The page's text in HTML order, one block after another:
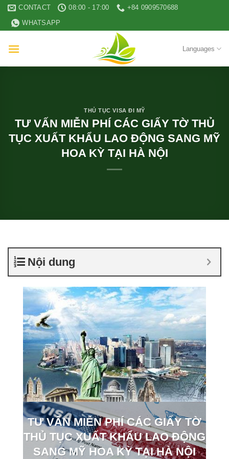
Skip
content
CONTACT 08:00 - 17:00
+84 0909570688
WHATSAPP
Languages
THỦ TỤC VISA ĐI MỸ
TƯ VẤN MIỄN PHÍ CÁC GIẤY TỜ THỦ
TỤC XUẤT KHẨU LAO ĐỘNG SANG MỸ
HOA KỲ TẠI HÀ NỘI
Nội dung
TƯ VẤN MIỄN PHÍ CÁC GIẤY TỜ
THỦ TỤC XUẤT KHẨU LAO ĐỘNG
SANG MỸ HOA KỲ TẠI HÀ NỘI